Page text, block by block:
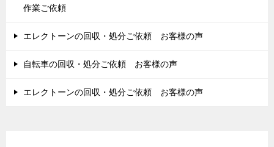
作業ご依頼
エレクトーンの回収・処分ご依頼 お客様の声
自転車の回収・処分ご依頼 お客様の声
エレクトーンの回収・処分ご依頼 お客様の声